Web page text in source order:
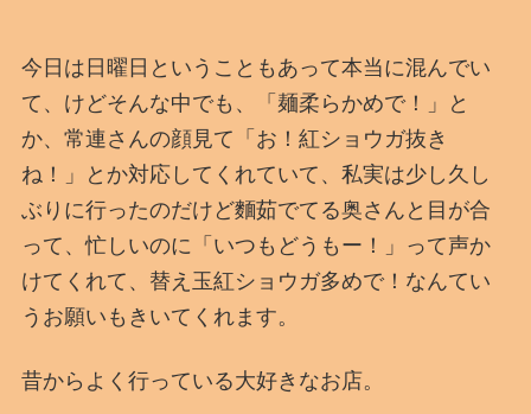
今日は日曜日ということもあって本当に混んでい
て、けどそんな中でも、「麺柔らかめで！」と
か、常連さんの顔見て「お！紅ショウガ抜き
ね！」とか対応してくれていて、私実は少し久し
ぶりに行ったのだけど麵茹でてる奥さんと目が合
って、忙しいのに「いつもどうもー！」って声か
けてくれて、替え玉紅ショウガ多めで！なんてい
うお願いもきいてくれます。
昔からよく行っている大好きなお店。